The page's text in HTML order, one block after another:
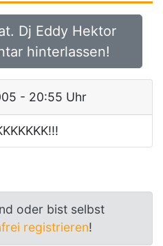
Dj Eddy Hektor
hinterlassen!
- 20:55 Uhr
oder bist selbst
registrieren!